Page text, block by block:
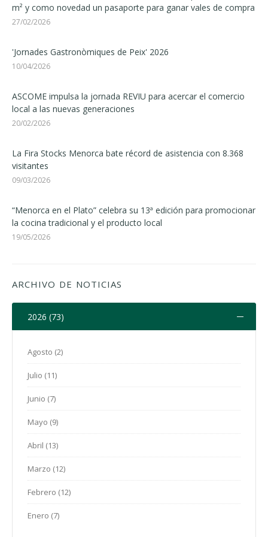
m² y como novedad un pasaporte para ganar vales de compra
27/02/2026
'Jornades Gastronòmiques de Peix' 2026
10/04/2026
ASCOME impulsa la jornada REVIU para acercar el comercio
local a las nuevas generaciones
20/02/2026
La Fira Stocks Menorca bate récord de asistencia con 8.368
visitantes
09/03/2026
“Menorca en el Plato” celebra su 13ª edición para promocionar
la cocina tradicional y el producto local
19/05/2026
ARCHIVO DE NOTICIAS
2026 (73)
Agosto (2)
Julio (11)
Junio (7)
Mayo (9)
Abril (13)
Marzo (12)
Febrero (12)
Enero (7)